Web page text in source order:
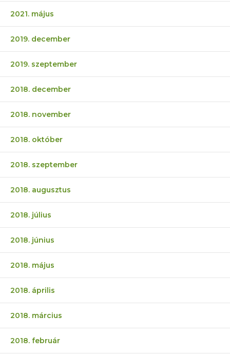
2021. május
2019. december
2019. szeptember
2018. december
2018. november
2018. október
2018. szeptember
2018. augusztus
2018. július
2018. június
2018. május
2018. április
2018. március
2018. február